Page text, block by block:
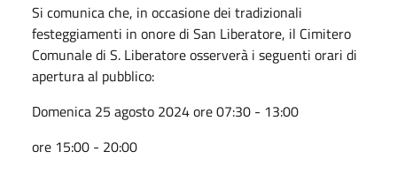
Si comunica che, in occasione dei tradizionali
festeggiamenti in onore di San Liberatore, il Cimitero
Comunale di S. Liberatore osserverà i seguenti orari di
apertura al pubblico:
Domenica 25 agosto 2024 ore 07:30 - 13:00
ore 15:00 - 20:00